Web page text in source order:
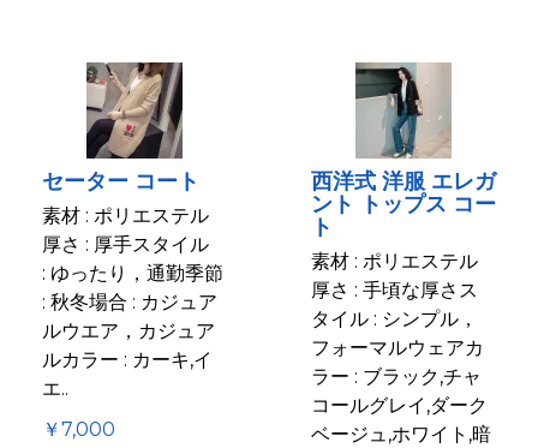
セーター コート
素材 : ポリエステル
厚さ : 厚手スタイル
: ゆったり，通勤季節
: 秋冬場合 : カジュア
ルウエア，カジュア
ルカラー : カーキ,イ
エ..
￥7,000
西洋式 洋服 エレガ
ント トップス コー
ト
素材 : ポリエステル
厚さ : 手頃な厚さス
タイル : シンプル，
フォーマルウェアカ
ラー : ブラック,チャ
コールグレイ,ダーク
ベージュ,ホワイト,暗